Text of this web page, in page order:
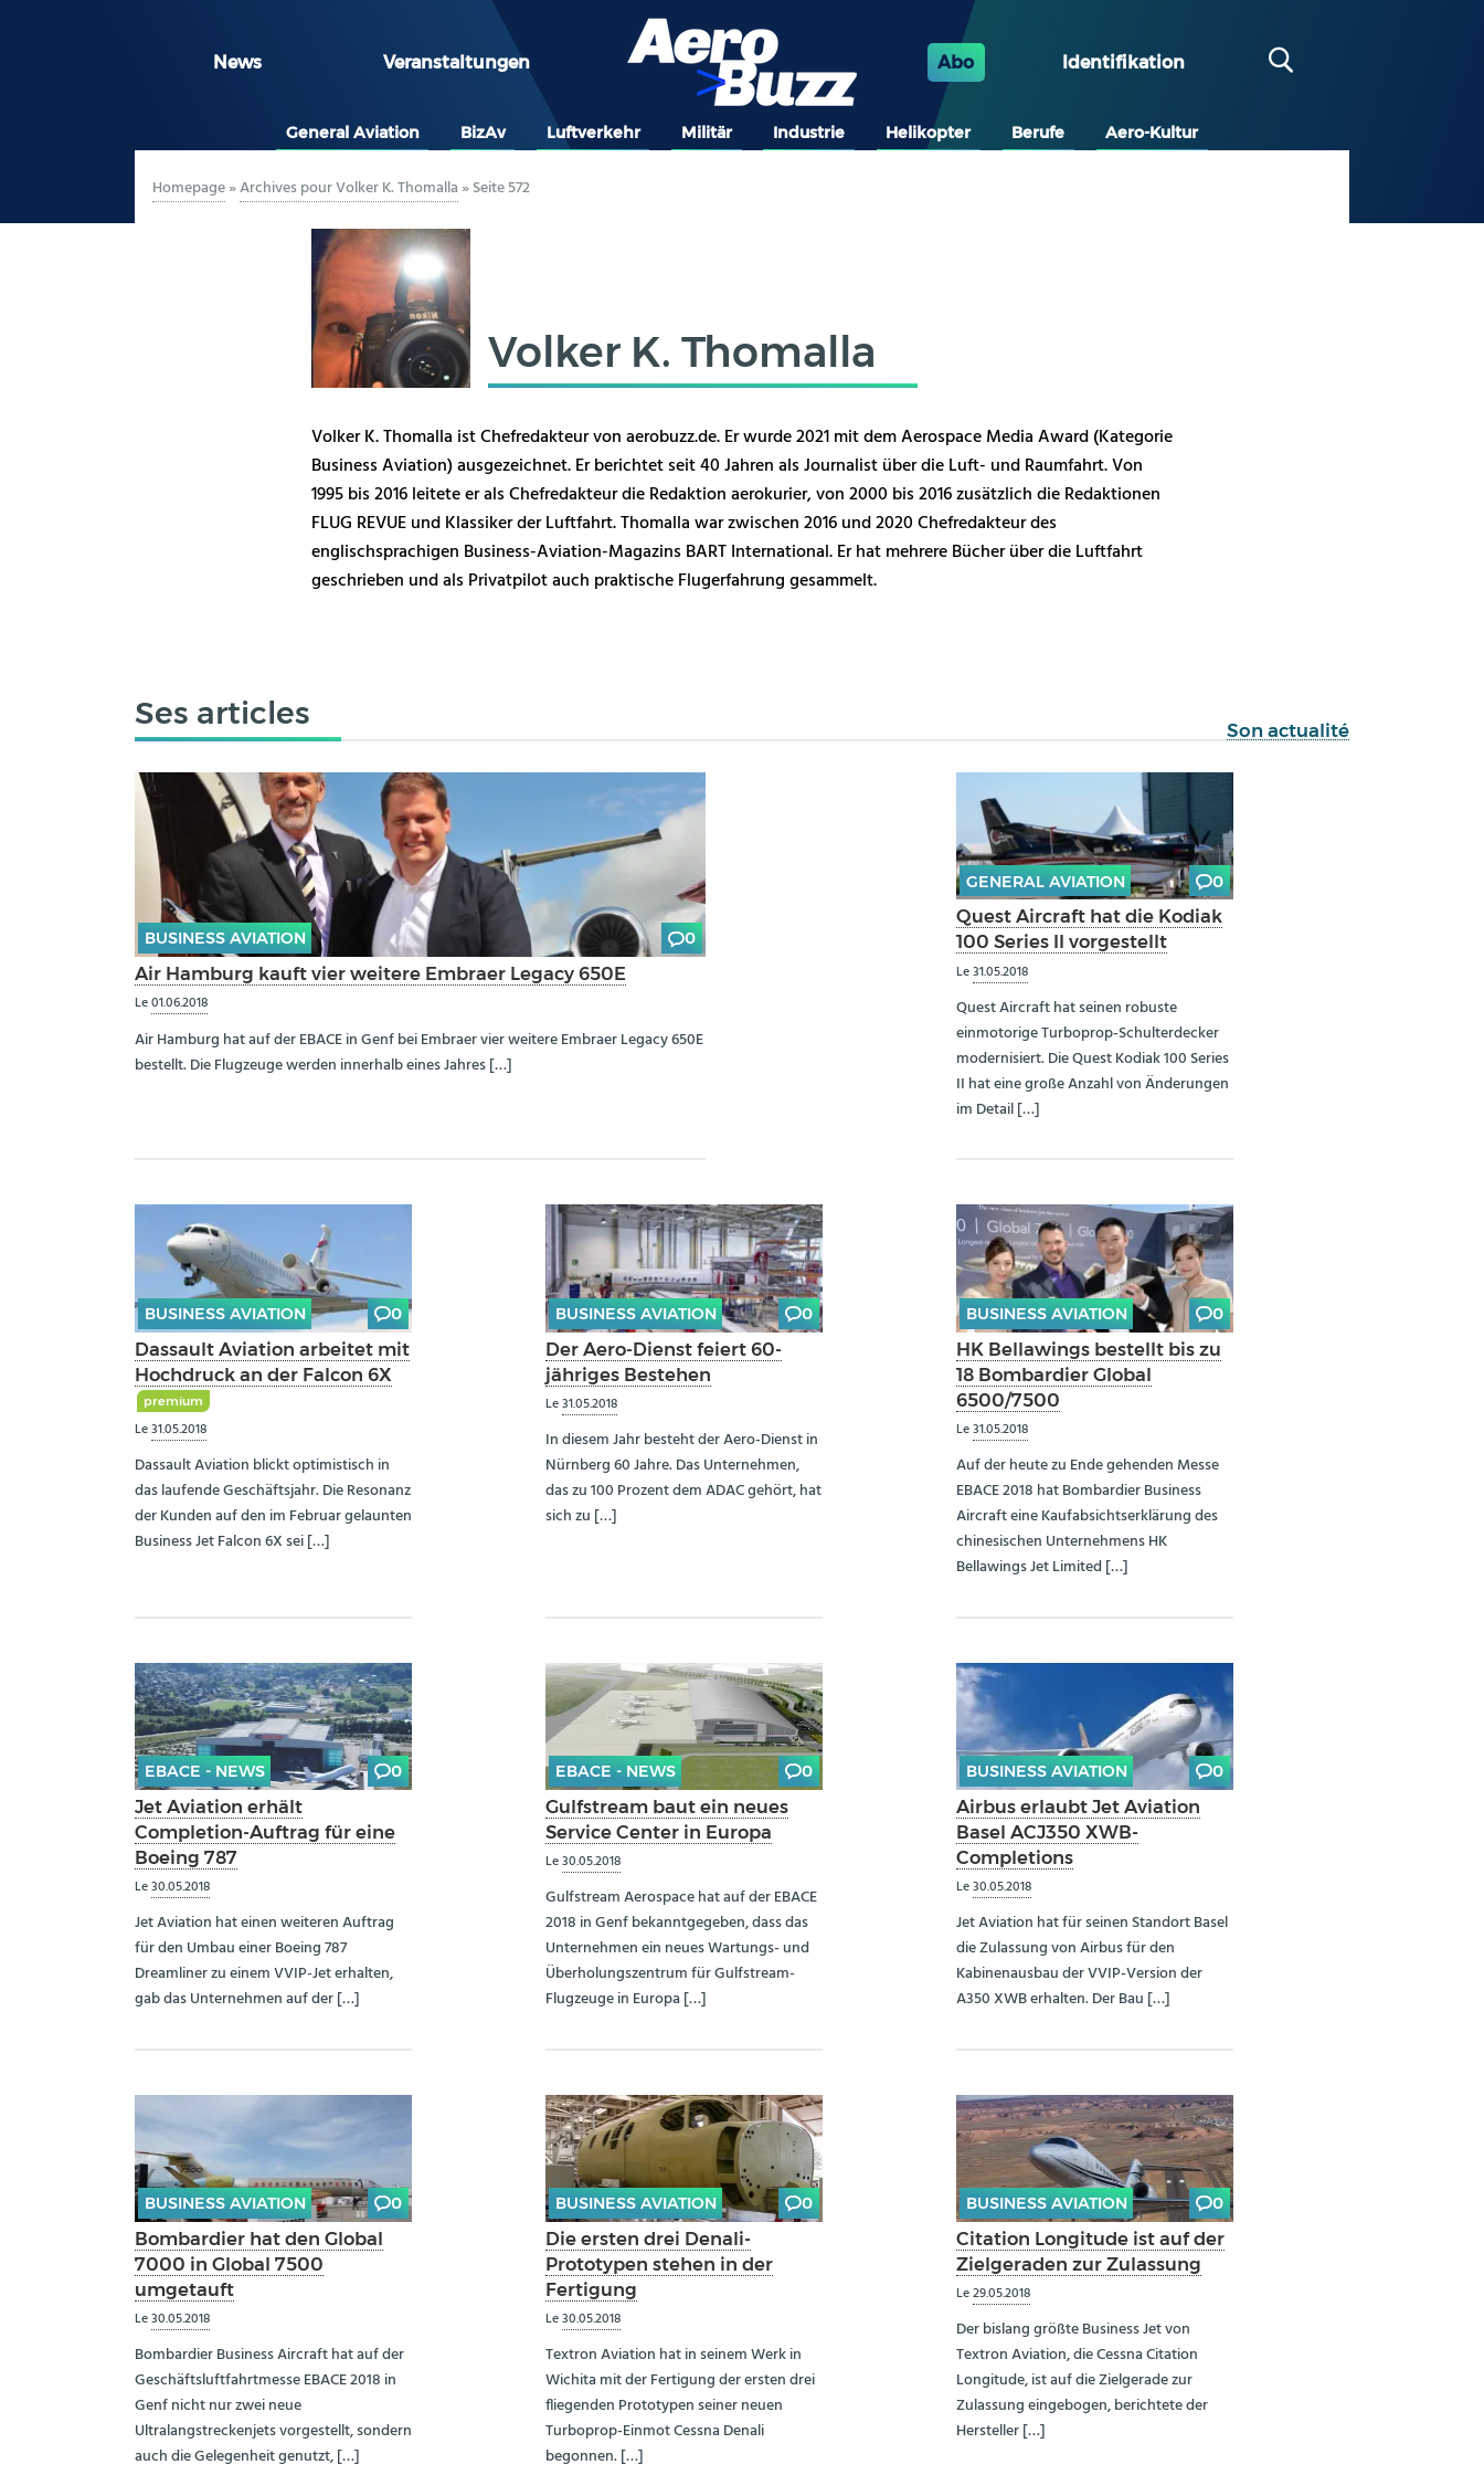
News Veranstaltungen Abo Identifikation
General Aviation BizAv Luftverkehr Militär Industrie Helikopter Berufe Aero-Kultur
Homepage»Archives pour Volker K. Thomalla »Seite 572
Volker K. Thomalla
Volker K. Thomalla ist Chefredakteur von aerobuzz.de. Er wurde 2021 mit dem Aerospace Media Award (Kategorie
Business Aviation) ausgezeichnet. Er berichtet seit 40 Jahren als Journalist über die Luft- und Raumfahrt. Von
1995 bis 2016 leitete er als Chefredakteur die Redaktion aerokurier, von 2000 bis 2016 zusätzlich die Redaktionen
FLUG REVUE und Klassiker der Luftfahrt. Thomalla war zwischen 2016 und 2020 Chefredakteur des
englischsprachigen Business-Aviation-Magazins BART International. Er hat mehrere Bücher über die Luftfahrt
geschrieben und als Privatpilot auch praktische Flugerfahrung gesammelt.
Ses articles Son actualité
BUSINESS AVIATION 0
Air Hamburg kauft vier weitere Embraer Legacy 650E
Le01.06.2018
Air Hamburg hat auf der EBACE in Genf bei Embraer vier weitere Embraer Legacy 650E
bestellt. Die Flugzeuge werden innerhalb eines Jahres […]
GENERAL AVIATION 0
Quest Aircraft hat die Kodiak
100 Series II vorgestellt
Le31.05.2018
Quest Aircraft hat seinen robuste
einmotorige Turboprop-Schulterdecker
modernisiert. Die Quest Kodiak 100 Series
II hat eine große Anzahl von Änderungen
im Detail […]
BUSINESS AVIATION 0
Dassault Aviation arbeitet mit
Hochdruck an der Falcon 6X
premium
Le31.05.2018
Dassault Aviation blickt optimistisch in
das laufende Geschäftsjahr. Die Resonanz
der Kunden auf den im Februar gelaunten
Business Jet Falcon 6X sei […]
BUSINESS AVIATION 0
Der Aero-Dienst feiert 60-
jähriges Bestehen
Le31.05.2018
In diesem Jahr besteht der Aero-Dienst in
Nürnberg 60 Jahre. Das Unternehmen,
das zu 100 Prozent dem ADAC gehört, hat
sich zu […]
BUSINESS AVIATION 0
HK Bellawings bestellt bis zu
18 Bombardier Global
6500/7500
Le31.05.2018
Auf der heute zu Ende gehenden Messe
EBACE 2018 hat Bombardier Business
Aircraft eine Kaufabsichtserklärung des
chinesischen Unternehmens HK
Bellawings Jet Limited […]
EBACE - NEWS 0
Jet Aviation erhält
Completion-Auftrag für eine
Boeing 787
Le30.05.2018
Jet Aviation hat einen weiteren Auftrag
für den Umbau einer Boeing 787
Dreamliner zu einem VVIP-Jet erhalten,
gab das Unternehmen auf der […]
EBACE - NEWS 0
Gulfstream baut ein neues
Service Center in Europa
Le30.05.2018
Gulfstream Aerospace hat auf der EBACE
2018 in Genf bekanntgegeben, dass das
Unternehmen ein neues Wartungs- und
Überholungszentrum für Gulfstream-
Flugzeuge in Europa […]
BUSINESS AVIATION 0
Airbus erlaubt Jet Aviation
Basel ACJ350 XWB-
Completions
Le30.05.2018
Jet Aviation hat für seinen Standort Basel
die Zulassung von Airbus für den
Kabinenausbau der VVIP-Version der
A350 XWB erhalten. Der Bau […]
BUSINESS AVIATION 0
Bombardier hat den Global
7000 in Global 7500
umgetauft
Le30.05.2018
Bombardier Business Aircraft hat auf der
Geschäftsluftfahrtmesse EBACE 2018 in
Genf nicht nur zwei neue
Ultralangstreckenjets vorgestellt, sondern
auch die Gelegenheit genutzt, […]
BUSINESS AVIATION 0
Die ersten drei Denali-
Prototypen stehen in der
Fertigung
Le30.05.2018
Textron Aviation hat in seinem Werk in
Wichita mit der Fertigung der ersten drei
fliegenden Prototypen seiner neuen
Turboprop-Einmot Cessna Denali
begonnen. […]
BUSINESS AVIATION 0
Citation Longitude ist auf der
Zielgeraden zur Zulassung
Le29.05.2018
Der bislang größte Business Jet von
Textron Aviation, die Cessna Citation
Longitude, ist auf die Zielgerade zur
Zulassung eingebogen, berichtete der
Hersteller […]